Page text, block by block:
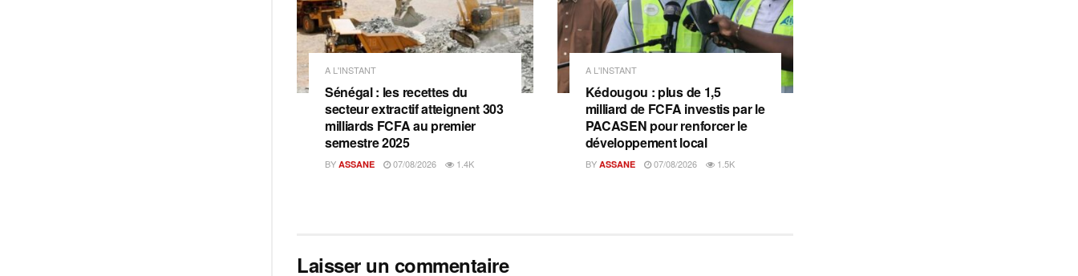
A L'INSTANT
Sénégal : les recettes du
secteur extractif atteignent 303
milliards FCFA au premier
semestre 2025
BY ASSANE 07/08/2026 1.4K
A L'INSTANT
Kédougou : plus de 1,5
milliard de FCFA investis par le
PACASEN pour renforcer le
développement local
BY ASSANE 07/08/2026 1.5K
Laisser un commentaire